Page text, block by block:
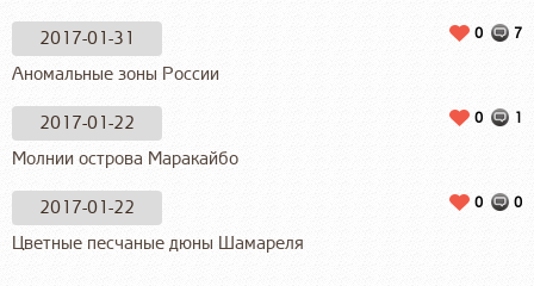
2017-01-31 7
0
Аномальные зоны России
2017-01-22 1
0
Молнии острова Маракайбо
2017-01-22 0
0
Цветные песчаные дюны Шамареля